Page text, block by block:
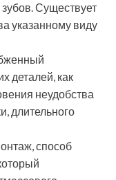
Существует
указанному виду
деталей, как
неудобства
длительного
способ